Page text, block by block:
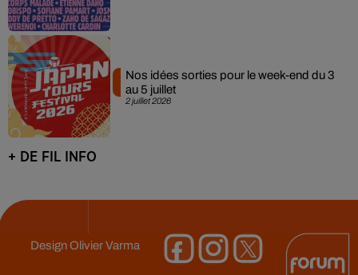
2 juillet 2026
Nos idées sorties pour le week-end du 3
au 5 juillet
+ DE FIL INFO
DesignOlivier Varma